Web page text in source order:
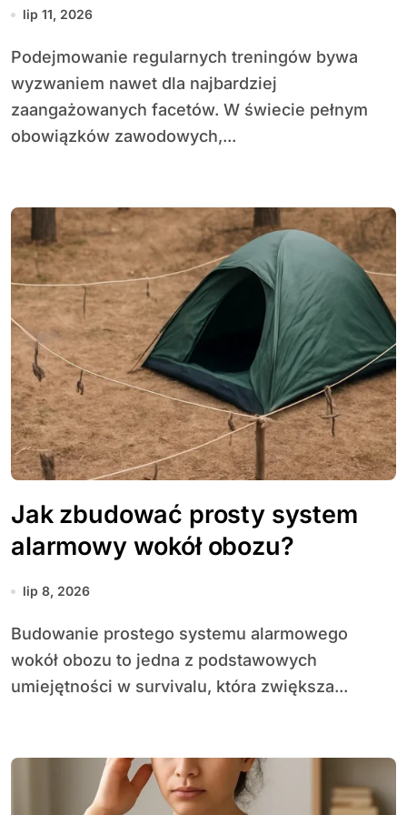
lip 11, 2026
Podejmowanie regularnych treningów bywa
wyzwaniem nawet dla najbardziej
zaangażowanych facetów. W świecie pełnym
obowiązków zawodowych,...
Jak zbudować prosty system
alarmowy wokół obozu?
lip 8, 2026
Budowanie prostego systemu alarmowego
wokół obozu to jedna z podstawowych
umiejętności w survivalu, która zwiększa...